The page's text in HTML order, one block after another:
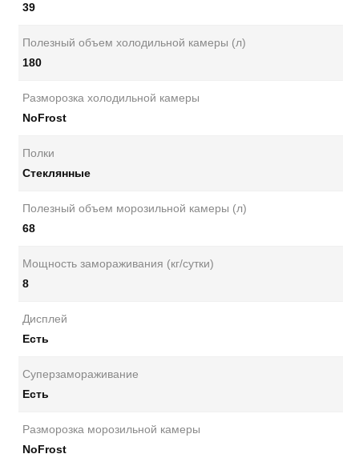
39
Полезный объем холодильной камеры (л)
180
Разморозка холодильной камеры
NoFrost
Полки
Стеклянные
Полезный объем морозильной камеры (л)
68
Мощность замораживания (кг/сутки)
8
Дисплей
Есть
Суперзамораживание
Есть
Разморозка морозильной камеры
NoFrost